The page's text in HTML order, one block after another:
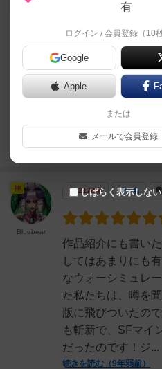
ホビージャパン版
ています。某アニ
闘艦や有名な３つ
ゲームで役に立つ
ムとして遊ぶのが
ジョンを欲しがる
続きを読む（6年以上前）
2178名 6名
作品紹介にも書い
してはあまりにも
なウォーシミュレ
た私たちは、噂を
版に飛びついたの
も斬新で、SFマイ
だったのです！ジ...
続きを読む（9年弱前）
神
Bluebear
有
ログイン / 会員登録（10秒
Google
Apple
または
メールで会員登録
しばらく表示しない